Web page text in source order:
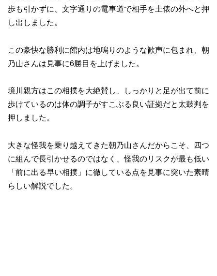
歩も引かずに、文字通りの電車道で相手を土俵の外へと押
し出しました。
この豪快な勝利に館内は地鳴りのような歓声に包まれ、朝
乃山さんは見事に6勝目を上げました。
境川親方はこの相撲を大絶賛し、しっかりと足が出て前に
歩けているのは体の調子がすこぶる良い証拠だと太鼓判を
押しました。
大きな怪我を乗り越えてきた朝乃山さんだからこそ、四つ
に組んで長引かせるのではなく、怪我のリスクが最も低い
「前に出る早い相撲」に徹している点を見事に突いた素晴
らしい解説でした。